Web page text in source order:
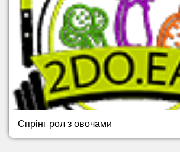
Спрінг рол з овочами